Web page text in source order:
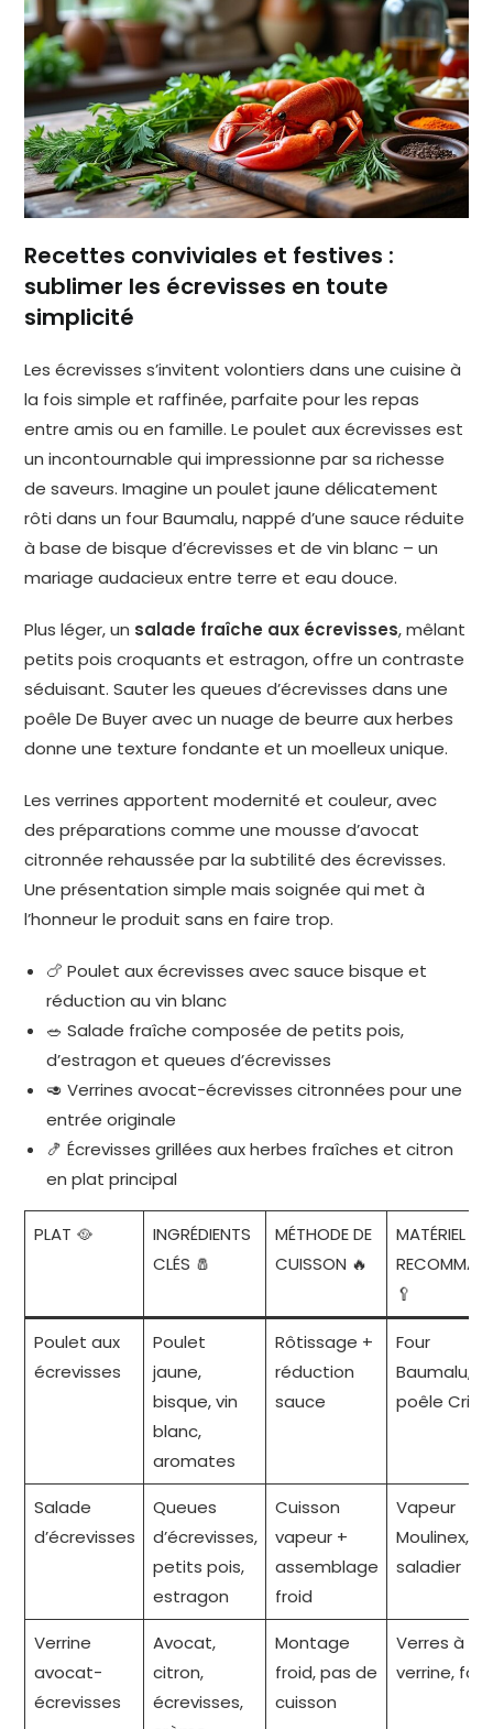
Recettes conviviales et festives :
sublimer les écrevisses en toute
simplicité
Les écrevisses s’invitent volontiers dans une cuisine à
la fois simple et raffinée, parfaite pour les repas
entre amis ou en famille. Le poulet aux écrevisses est
un incontournable qui impressionne par sa richesse
de saveurs. Imagine un poulet jaune délicatement
rôti dans un four Baumalu, nappé d’une sauce réduite
à base de bisque d’écrevisses et de vin blanc – un
mariage audacieux entre terre et eau douce.
Plus léger, un salade fraîche aux écrevisses, mêlant
petits pois croquants et estragon, offre un contraste
séduisant. Sauter les queues d’écrevisses dans une
poêle De Buyer avec un nuage de beurre aux herbes
donne une texture fondante et un moelleux unique.
Les verrines apportent modernité et couleur, avec
des préparations comme une mousse d’avocat
citronnée rehaussée par la subtilité des écrevisses.
Une présentation simple mais soignée qui met à
l’honneur le produit sans en faire trop.
🍗 Poulet aux écrevisses avec sauce bisque et
réduction au vin blanc
🥗 Salade fraîche composée de petits pois,
d’estragon et queues d’écrevisses
🥑 Verrines avocat-écrevisses citronnées pour une
entrée originale
🍤 Écrevisses grillées aux herbes fraîches et citron
en plat principal
PLAT 🥘
INGRÉDIENTS
CLÉS 🧂
MÉTHODE DE
CUISSON 🔥
MATÉRIEL
🥄
Poulet aux
écrevisses
Poulet
jaune,
bisque, vin
blanc,
aromates
Rôtissage +
réduction
sauce
Four
Baumalu,
poêle
Salade
d’écrevisses
Queues
d’écrevisses,
petits pois,
estragon
Cuisson
vapeur +
assemblage
froid
Vapeur
Moulinex,
saladier
Verrine
avocat-
écrevisses
Avocat,
citron,
écrevisses,
Montage
froid, pas de
cuisson
Verres à
verrine,